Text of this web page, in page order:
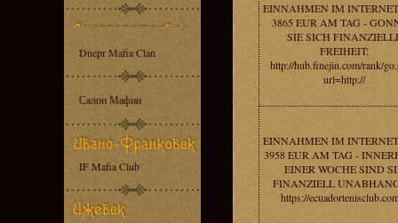
Dnepr Mafia Clan
Салон Мафии
IF Mafia Club
EINNAHMEN IM
3865 EUR AM TAG -
SIE SICH
FREIHEIT:
http://hub.finejin.com/rank/
url=http://
EINNAHMEN IM
3958 EUR AM TAG -
EINER WOCHE SIND
FINANZIELL
https://